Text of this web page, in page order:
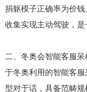
捐躯模子正确率为价
收集实现主动驾驶，是
二、冬奥会智能客服
于冬奥利用的智能客
型对于话，具备范畴